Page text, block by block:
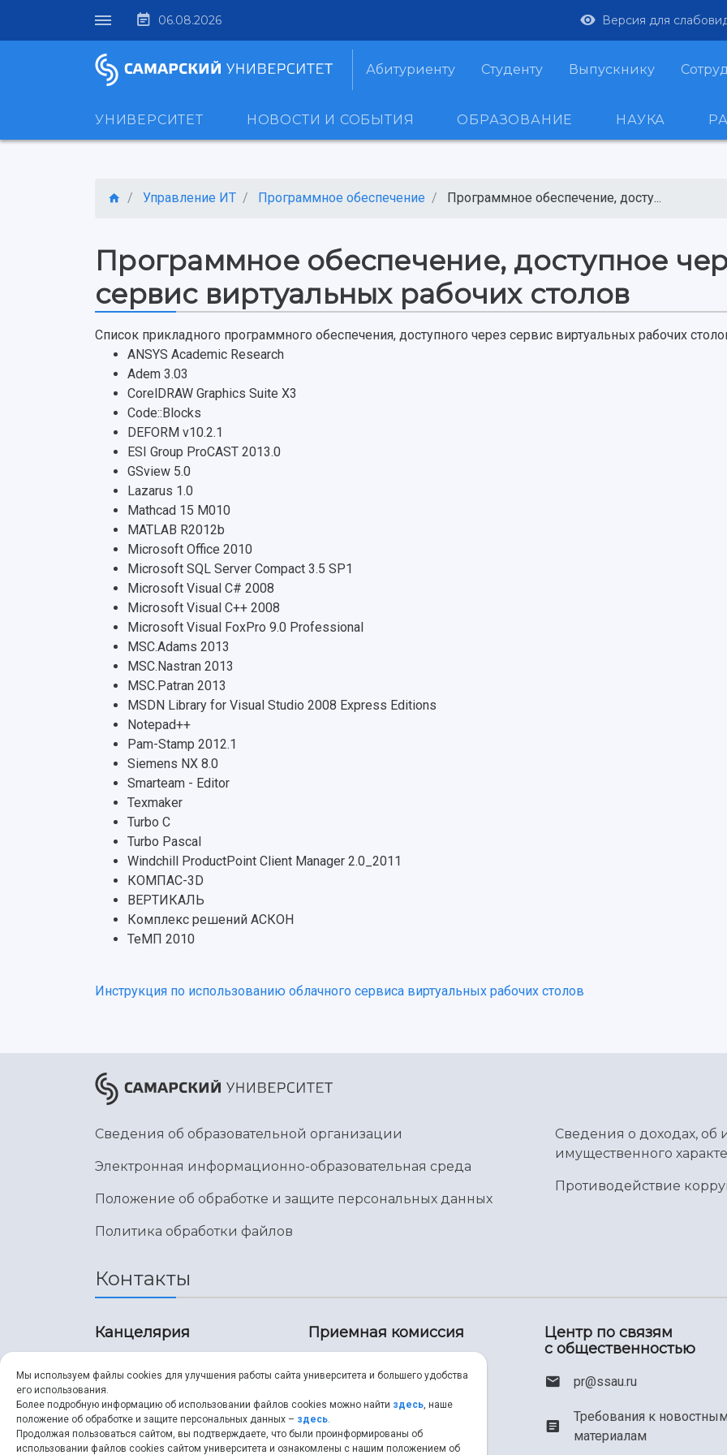
06.08.2026 Версия для
Абитуриенту Студенту Выпускнику
УНИВЕРСИТЕТ НОВОСТИ И СОБЫТИЯ ОБРАЗОВАНИЕ НАУКА
Управление ИТ Программное обеспечение Программное обеспечение, досту...
Программное обеспечение, доступное
сервис виртуальных рабочих столов
Список прикладного программного обеспечения, доступного через сервис виртуальных рабочих
ANSYS Academic Research
Adem 3.03
CorelDRAW Graphics Suite X3
Code::Blocks
DEFORM v10.2.1
ESI Group ProCAST 2013.0
GSview 5.0
Lazarus 1.0
Mathcad 15 M010
MATLAB R2012b
Microsoft Office 2010
Microsoft SQL Server Compact 3.5 SP1
Microsoft Visual C# 2008
Microsoft Visual C++ 2008
Microsoft Visual FoxPro 9.0 Professional
MSC.Adams 2013
MSC.Nastran 2013
MSC.Patran 2013
MSDN Library for Visual Studio 2008 Express Editions
Notepad++
Pam-Stamp 2012.1
Siemens NX 8.0
Smarteam - Editor
Texmaker
Turbo C
Turbo Pascal
Windchill ProductPoint Client Manager 2.0_2011
КОМПАС-3D
ВЕРТИКАЛЬ
Комплекс решений АСКОН
ТеМП 2010
Инструкция по использованию облачного сервиса виртуальных рабочих столов
Сведения об образовательной организации
Электронная информационно-образовательная среда
Положение об обработке и защите персональных данных
Политика обработки файлов
Сведения о доходах, об
имущественного
Противодействие
Контакты
Канцелярия
8 (846) 267-43-70
ssau@ssau.ru
Приемная комиссия
8 (846) 267-48-67
priem@ssau.ru
Центр по связям
с общественностью
pr@ssau.ru
Требования к
материалам
Мы используем файлы cookies для улучшения работы сайта университета и большего удобства
его использования.
Более подробную информацию об использовании файлов cookies можно найти здесь, наше
положение об обработке и защите персональных данных – здесь.
Продолжая пользоваться сайтом, вы подтверждаете, что были проинформированы об
использовании файлов cookies сайтом университета и ознакомлены с нашим положением об